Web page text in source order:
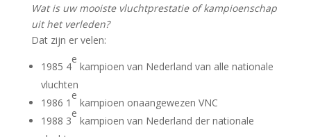
Wat is uw mooiste vluchtprestatie of kampioenschap
uit het verleden?
Dat zijn er velen:
1985 4
e
kampioen van Nederland van alle nationale
vluchten
1986 1
e
kampioen onaangewezen VNC
1988 3
e
kampioen van Nederland der nationale